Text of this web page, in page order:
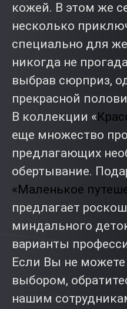
кожей. В этом же
несколько
специально для
никогда не
выбрав сюрприз,
прекрасной
В коллекции «
еще множество
предлагающих
обертывание.
«Маленькое
предлагает
миндального
варианты
Если Вы не
выбором,
нашим